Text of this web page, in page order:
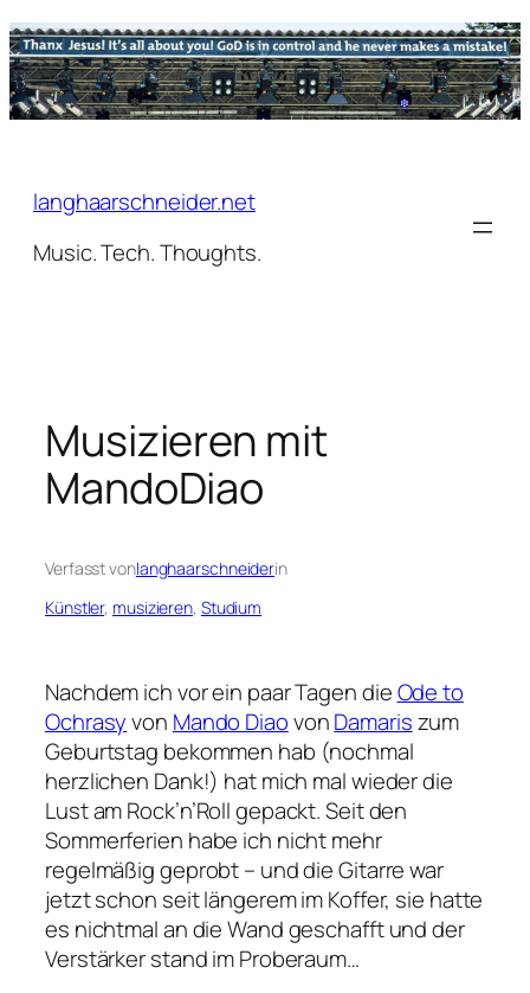
Zum
Inhalt
springen
langhaarschneider.net
Music. Tech. Thoughts.
Musizieren mit
MandoDiao
Verfasst vonlanghaarschneiderin
Künstler, musizieren, Studium
Nachdem ich vor ein paar Tagen dieOde to
Ochrasyvon Mando DiaovonDamariszum
Geburtstag bekommen hab (nochmal
herzlichen Dank!) hat mich mal wieder die
Lust am Rock’n’Roll gepackt. Seit den
Sommerferien habe ich nicht mehr
regelmäßig geprobt – und die Gitarre war
jetzt schon seit längerem im Koffer, sie hatte
es nichtmal an die Wand geschafft und der
Verstärker stand im Proberaum…